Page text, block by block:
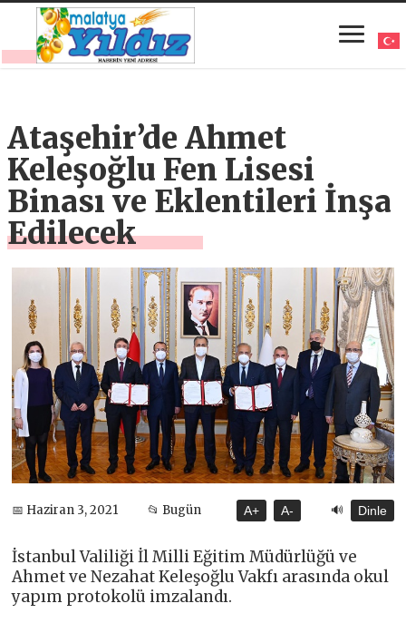
Ataşehir’de Ahmet
Keleşoğlu Fen Lisesi
Binası ve Eklentileri İnşa
Edilecek
📅 Haziran 3, 2021 📂 Bugün A+ A- 🔊 Dinle
İstanbul Valiliği İl Milli Eğitim Müdürlüğü ve
Ahmet ve Nezahat Keleşoğlu Vakfı arasında okul
yapım protokolü imzalandı.